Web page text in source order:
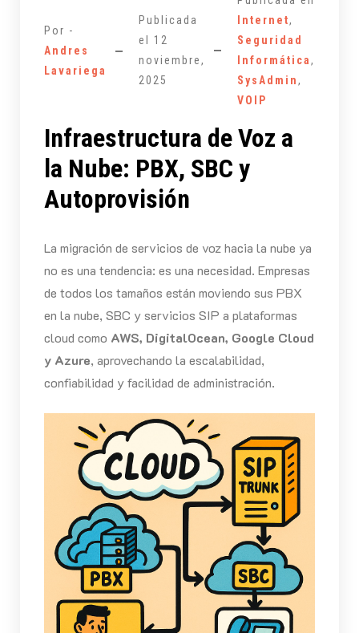
Por -
Andres
Lavariega
Publicada
el 12
noviembre,
2025
Internet,
Seguridad
Informática,
SysAdmin,
VOIP
Infraestructura de Voz a
la Nube: PBX, SBC y
Autoprovisión
La migración de servicios de voz hacia la nube ya
no es una tendencia: es una necesidad. Empresas
de todos los tamaños están moviendo sus PBX
en la nube, SBC y servicios SIP a plataformas
cloud como AWS, DigitalOcean, Google Cloud
y Azure, aprovechando la escalabilidad,
confiabilidad y facilidad de administración.